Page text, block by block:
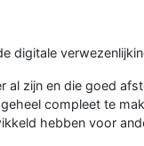
digitale
al zijn en die goed
compleet te
hebben voor